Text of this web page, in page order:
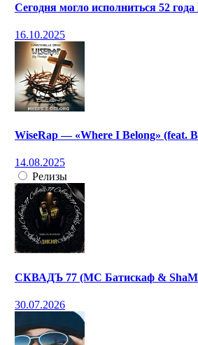
Сегодня могло исполниться 52
16.10.2025
WiseRap — «Where I Belong» (feat.
14.08.2025
Релизы
СКВАДЪ 77 (МС Батискаф &
30.07.2026